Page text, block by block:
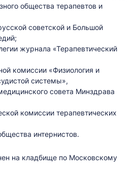
общества терапевтов и
советской и Большой
журнала «Терапевтический
комиссии «Физиология и
системы»,
совета Минздрава
комиссии терапевтических
интернистов.
на кладбище по Московскому